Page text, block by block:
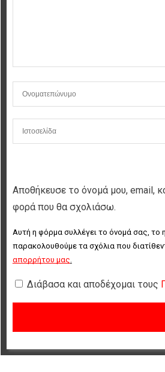
Αποθήκευσε το όνομά μου, email,
φορά που θα σχολιάσω.
Αυτή η φόρμα συλλέγει το όνομά σας, το
παρακολουθούμε τα σχόλια που
απορρήτου μας
Διάβασα και αποδέχομαι τους